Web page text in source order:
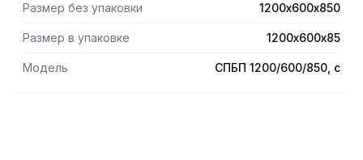
Размер без упаковки 1200х600х850
Размер в упаковке 1200х600х85
Модель СПБП 1200/600/850, с